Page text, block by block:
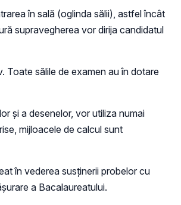
în sală (oglinda sălii), astfel încât
supravegherea vor dirija candidatul
Toate sălile de examen au în dotare
și a desenelor, vor utiliza numai
mijloacele de calcul sunt
în vederea susținerii probelor cu
a Bacalaureatului.